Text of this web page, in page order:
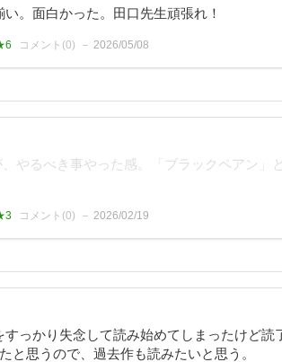
。面白かった。田口先生頑張れ！
コメント(0) 2026/05/08
やるべき事やった感。「ブラックペアン」
コメント(0) 2026/02/19
すっかり失念して読み始めてしまったけど読
と思うので、過去作も読みたいと思う。